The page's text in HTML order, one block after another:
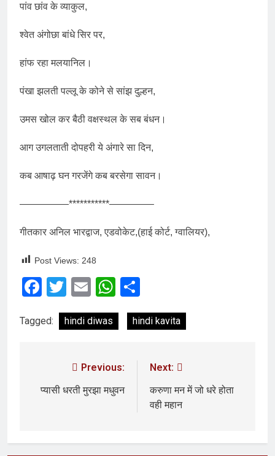
पांव छांव के व्याकुल,
श्वेत अंगोछा बांधे सिर पर,
हांफ रहा मलयानिल।
पंखा झलती पल्लू के कोने से सांझ दुल्हन,
उमस खोल कर बैठी वक्षस्थल के सब बंधन।
आग उगलताती दोपहरी ये अंगारे सा दिन,
कब आषाढ़ घन गरजेंगे कब बरसेगा सावन।
—————***********————–
गीतकार अनिल भारद्वाज, एडवोकेट,(हाई कोर्ट, ग्वालियर),
Post Views: 248
Facebook
Twitter
EmailWhatsApp
Tagged: hindi diwas hindi kavita
Previous:
प्यासी धरती मुरझा मधुवन
Next:
करुणा मन में जो धरे होता
वही महान